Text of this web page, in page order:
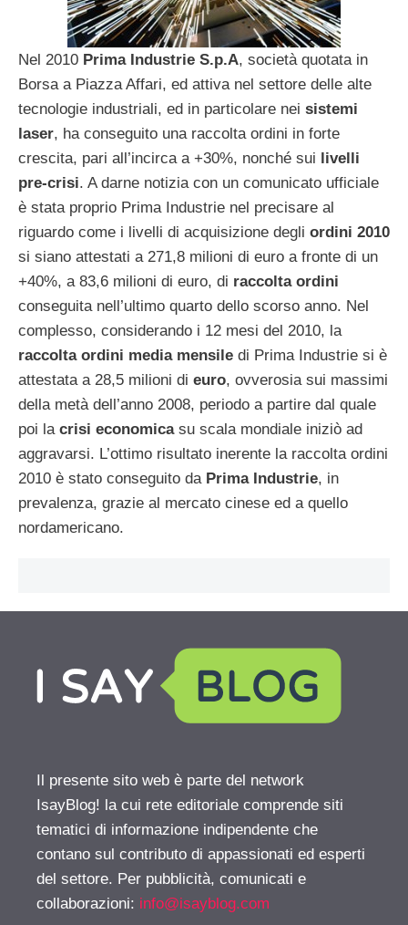
Nel 2010 Prima Industrie S.p.A, società quotata in
Borsa a Piazza Affari, ed attiva nel settore delle alte
tecnologie industriali, ed in particolare nei sistemi
laser, ha conseguito una raccolta ordini in forte
crescita, pari all’incirca a +30%, nonché sui
livelli
pre-crisi. A darne notizia con un comunicato ufficiale
è stata proprio Prima Industrie nel precisare al
riguardo come i livelli di acquisizione degli ordini 2010
si siano attestati a 271,8 milioni di euro a fronte di un
+40%, a 83,6 milioni di euro, di raccolta ordini
conseguita nell’ultimo quarto dello scorso anno. Nel
complesso, considerando i 12 mesi del 2010, la
raccolta ordini media mensile di Prima Industrie si è
attestata a 28,5 milioni di euro, ovverosia sui massimi
della metà dell’anno 2008, periodo a partire dal quale
poi lacrisi economica su scala mondiale iniziò ad
aggravarsi. L’ottimo risultato inerente la raccolta ordini
2010 è stato conseguito da Prima Industrie, in
prevalenza, grazie al mercato cinese ed a quello
nordamericano.
Il presente sito web è parte del network
IsayBlog! la cui rete editoriale comprende siti
tematici di informazione indipendente che
contano sul contributo di appassionati ed esperti
del settore. Per pubblicità, comunicati e
collaborazioni: info@isayblog.com